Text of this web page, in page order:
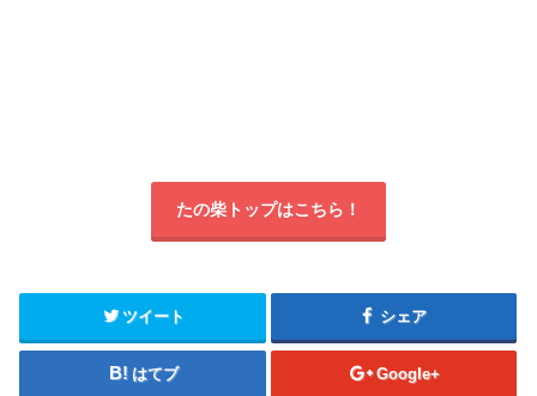
たの柴トップはこちら！
ツイート シェア
はてブ Google+